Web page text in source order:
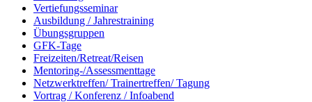
Vertiefungsseminar
Ausbildung / Jahrestraining
Übungsgruppen
GFK-Tage
Freizeiten/Retreat/Reisen
Mentoring-/Assessmenttage
Netzwerktreffen/ Trainertreffen/ Tagung
Vortrag / Konferenz / Infoabend